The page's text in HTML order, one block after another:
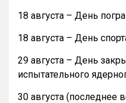
18 августа – День
18 августа – День
29 августа – День
испытательного
30 августа (последнее